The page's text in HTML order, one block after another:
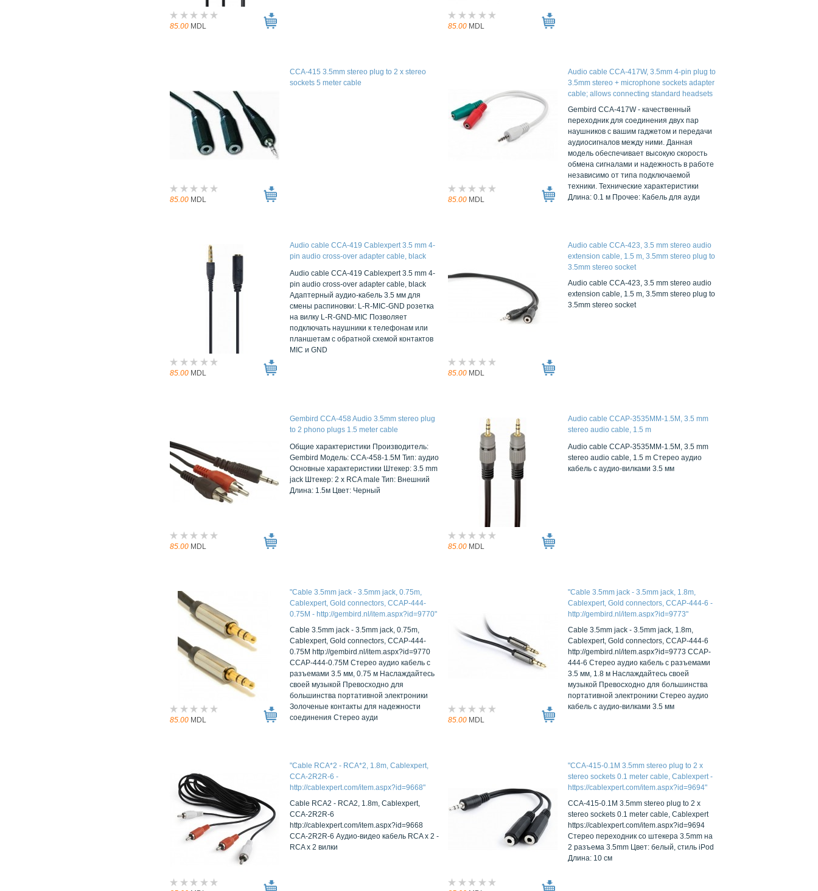
85.00 MDL 85.00 MDL
85.00 MDL
CCA-415 3.5mm stereo plug to 2 x stereo
sockets 5 meter cable
85.00 MDL
Audio cable CCA-417W, 3.5mm 4-pin plug to
3.5mm stereo + microphone sockets adapter
cable; allows connecting standard headsets
and microphones to tablets, netbooks,
Gembird CCA-417W - качественный
переходник для соединения двух пар
наушников с вашим гаджетом и передачи
аудиосигналов между ними. Данная
модель обеспечивает высокую скорость
обмена сигналами и надежность в работе
независимо от типа подключаемой
техники. Технические характеристики
Длина: 0.1 м Прочее: Кабель для ауди
85.00 MDL
Audio cable CCA-419 Cablexpert 3.5 mm 4-
pin audio cross-over adapter cable, black
Audio cable CCA-419 Cablexpert 3.5 mm 4-
pin audio cross-over adapter cable, black
Адаптерный аудио-кабель 3.5 мм для
смены распиновки: L-R-MIC-GND розетка
на вилку L-R-GND-MIC Позволяет
подключать наушники к телефонам или
планшетам с обратной схемой контактов
MIC и GND
85.00 MDL
Audio cable CCA-423, 3.5 mm stereo audio
extension cable, 1.5 m, 3.5mm stereo plug to
3.5mm stereo socket
Audio cable CCA-423, 3.5 mm stereo audio
extension cable, 1.5 m, 3.5mm stereo plug to
3.5mm stereo socket
85.00 MDL
Gembird CCA-458 Audio 3.5mm stereo plug
to 2 phono plugs 1.5 meter cable
Общие характеристики Производитель:
Gembird Модель: CCA-458-1.5M Тип: аудио
Основные характеристики Штекер: 3.5 mm
jack Штекер: 2 x RCA male Тип: Внешний
Длина: 1.5м Цвет: Черный
85.00 MDL
Audio cable CCAP-3535MM-1.5M, 3.5 mm
stereo audio cable, 1.5 m
Audio cable CCAP-3535MM-1.5M, 3.5 mm
stereo audio cable, 1.5 m Стерео аудио
кабель с аудио-вилками 3.5 мм
85.00 MDL
"Cable 3.5mm jack - 3.5mm jack, 0.75m,
Cablexpert, Gold connectors, CCAP-444-
0.75M - http://gembird.nl/item.aspx?id=9770"
Cable 3.5mm jack - 3.5mm jack, 0.75m,
Cablexpert, Gold connectors, CCAP-444-
0.75M http://gembird.nl/item.aspx?id=9770
CCAP-444-0.75M Стерео аудио кабель с
разъемами 3.5 мм, 0.75 м Наслаждайтесь
своей музыкой Превосходно для
большинства портативной электроники
Золоченые контакты для надежности
соединения Стерео ауди
85.00 MDL
"Cable 3.5mm jack - 3.5mm jack, 1.8m,
Cablexpert, Gold connectors, CCAP-444-6 -
http://gembird.nl/item.aspx?id=9773"
Cable 3.5mm jack - 3.5mm jack, 1.8m,
Cablexpert, Gold connectors, CCAP-444-6
http://gembird.nl/item.aspx?id=9773 CCAP-
444-6 Стерео аудио кабель с разъемами
3.5 мм, 1.8 м Наслаждайтесь своей
музыкой Превосходно для большинства
портативной электроники Стерео аудио
кабель с аудио-вилками 3.5 мм
"Cable RCA*2 - RCA*2, 1.8m, Cablexpert,
CCA-2R2R-6 -
http://cablexpert.com/item.aspx?id=9668"
Cable RCA2 - RCA2, 1.8m, Cablexpert,
CCA-2R2R-6
http://cablexpert.com/item.aspx?id=9668
CCA-2R2R-6 Аудио-видео кабель RCA x 2 -
RCA x 2 вилки
"CCA-415-0.1M 3.5mm stereo plug to 2 x
stereo sockets 0.1 meter cable, Cablexpert -
https://cablexpert.com/item.aspx?id=9694"
CCA-415-0.1M 3.5mm stereo plug to 2 x
stereo sockets 0.1 meter cable, Cablexpert
https://cablexpert.com/item.aspx?id=9694
Стерео переходник со штекера 3.5mm на
2 разъема 3.5mm Цвет: белый, стиль iPod
Длина: 10 см